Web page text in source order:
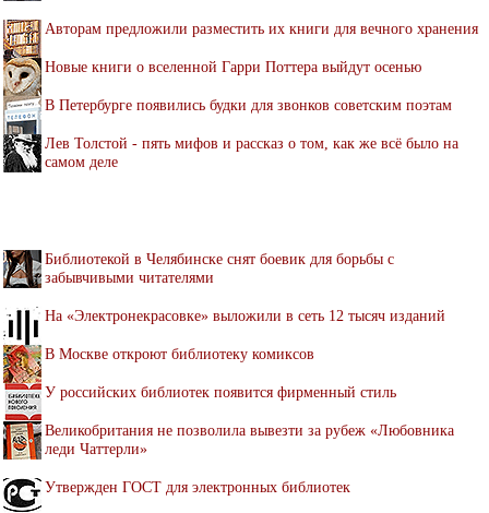
Авторам предложили разместить их книги для вечного хранения
Новые книги о вселенной Гарри Поттера выйдут осенью
В Петербурге появились будки для звонков советским поэтам
Лев Толстой - пять мифов и рассказ о том, как же всё было на
самом деле
Библиотекой в Челябинске снят боевик для борьбы с
забывчивыми читателями
На «Электронекрасовке» выложили в сеть 12 тысяч изданий
В Москве откроют библиотеку комиксов
У российских библиотек появится фирменный стиль
Великобритания не позволила вывезти за рубеж «Любовника
леди Чаттерли»
Утвержден ГОСТ для электронных библиотек